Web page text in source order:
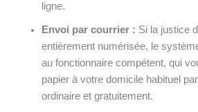
ligne.
Envoi par courrier : Si la justice
entièrement numérisée, le
au fonctionnaire compétent, qui
papier à votre domicile habituel
ordinaire et gratuitement.